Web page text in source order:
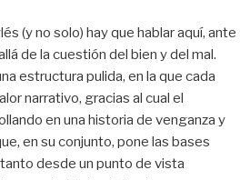
(y no solo) hay que hablar aquí, ante
de la cuestión del bien y del mal.
estructura pulida, en la que cada
narrativo, gracias al cual el
en una historia de venganza y
en su conjunto, pone las bases
desde un punto de vista